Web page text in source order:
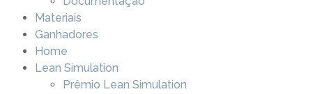
Materiais
Ganhadores
Home
Lean Simulation
Prêmio Lean Simulation